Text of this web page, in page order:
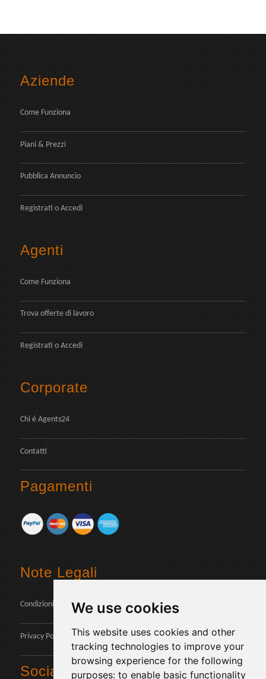
We use cookies
This website uses cookies and other
tracking technologies to improve your
browsing experience for the following
purposes: to enable basic functionality
Aziende
Come Funziona
Piani & Prezzi
Pubblica Annuncio
Registrati o Accedi
Agenti
Come Funziona
Trova offerte di lavoro
Registrati o Accedi
Corporate
Chi é Agents24
Contatti
Pagamenti
Note Legali
Condizioni d'uso
Privacy Policy
Social